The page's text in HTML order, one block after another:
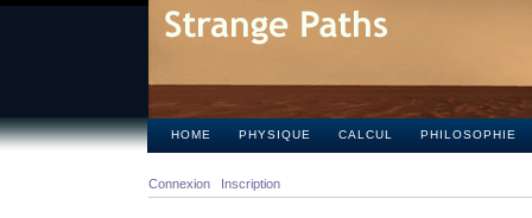
HOME PHYSIQUE CALCUL PHILOSOPHIE
Connexion Inscription